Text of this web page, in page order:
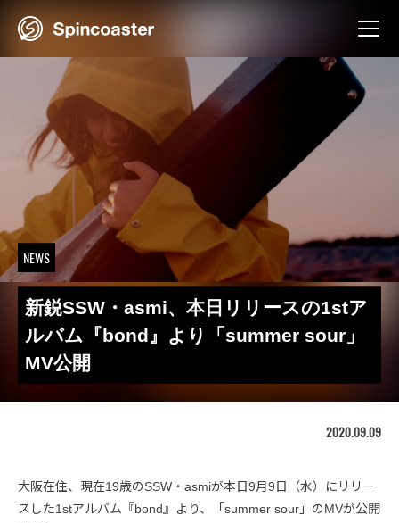
NEWS
新鋭SSW・asmi、本日リリースの1stア
ルバム『bond』より「summer sour」
MV公開
2020.09.09
大阪在住、現在19歳のSSW・asmiが本日9月9日（水）にリリー
スした1stアルバム『bond』より、「summer sour」のMVが公開